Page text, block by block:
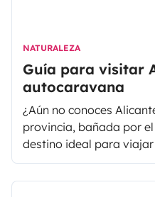
NATURALEZA
Guía para visitar
autocaravana
¿Aún no conoces
provincia, bañada por
destino ideal para
provincia de Alicante
Blanca, situada al sur